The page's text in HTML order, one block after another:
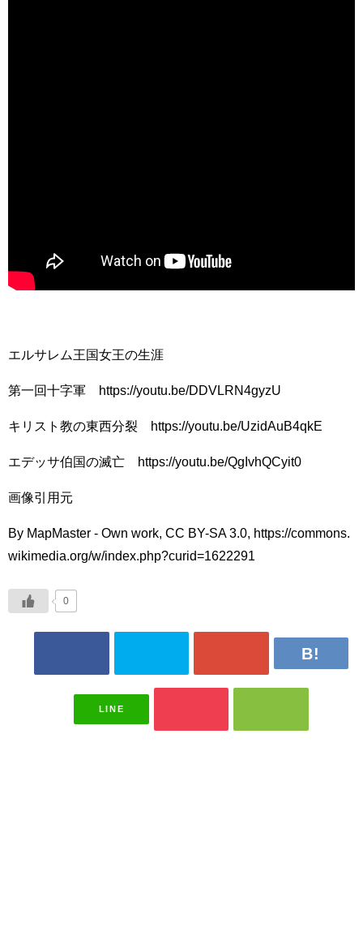
エルサレム王国女王の生涯
第一回十字軍 https://youtu.be/DDVLRN4gyzU
キリスト教の東西分裂 https://youtu.be/UzidAuB4qkE
エデッサ伯国の滅亡 https://youtu.be/QgIvhQCyit0
画像引用元
By MapMaster - Own work, CC BY-SA 3.0, https://commons.
wikimedia.org/w/index.php?curid=1622291
0
LINE